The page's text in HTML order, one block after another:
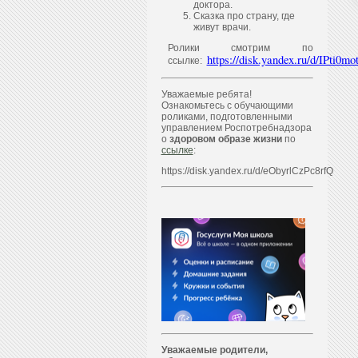
доктора.
Сказка про страну, где
живут врачи.
Ролики смотрим по
ссылке: https://disk.yandex.ru/d/
Уважаемые ребята!
Ознакомьтесь с обучающими
роликами, подготовленными
управлением Роспотребнадзора
о здоровом образе жизнипо
ссылке:
https://disk.yandex.ru/d/eObyrlCzPc8rfQ
Уважаемые родители,